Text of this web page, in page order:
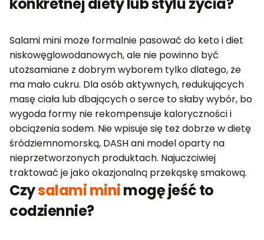
konkretnej diety lub stylu życia?
Salami mini może formalnie pasować do keto i diet
niskowęglowodanowych, ale nie powinno być
utożsamiane z dobrym wyborem tylko dlatego, że
ma mało cukru. Dla osób aktywnych, redukujących
masę ciała lub dbających o serce to słaby wybór, bo
wygoda formy nie rekompensuje kaloryczności i
obciążenia sodem. Nie wpisuje się też dobrze w dietę
śródziemnomorską, DASH ani model oparty na
nieprzetworzonych produktach. Najuczciwiej
traktować je jako okazjonalną przekąskę smakową.
Czysalami minimogę jeść to
codziennie?